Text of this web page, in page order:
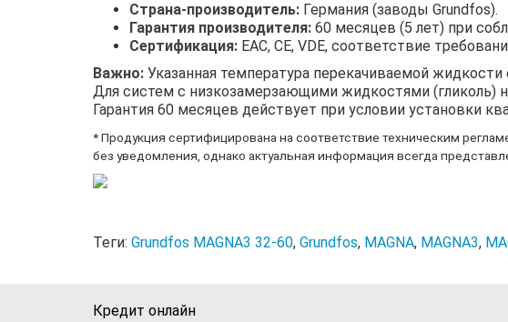
Страна-производитель: Германия (заводы Grundfos).
Гарантия производителя: 60 месяцев (5 лет) при
Сертификация: EAC, CE, VDE, соответствие
Важно: Указанная температура перекачиваемой
Для систем с низкозамерзающими жидкостями (гликоль)
Гарантия 60 месяцев действует при условии установки
* Продукция сертифицирована на соответствие техническим
без уведомления, однако актуальная информация всегда
Теги: Grundfos MAGNA3 32-60, Grundfos, MAGNA, MAGNA3,
Кредит онлайн